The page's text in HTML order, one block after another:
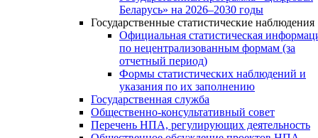
Беларусь» на 2026–2030 годы
Государственные статистические наблюдения
Официальная статистическая
по нецентрализованным формам (за
отчетный период)
Формы статистических наблюдений и
указания по их заполнению
Государственная служба
Общественно-консультативный совет
Перечень НПА, регулирующих деятельность